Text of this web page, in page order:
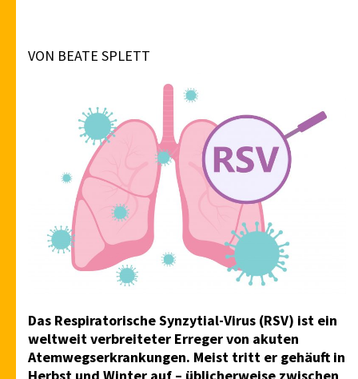
VON BEATE SPLETT
Das Respiratorische Synzytial-Virus (RSV) ist ein
weltweit verbreiteter Erreger von akuten
Atemwegserkrankungen. Meist tritt er gehäuft in